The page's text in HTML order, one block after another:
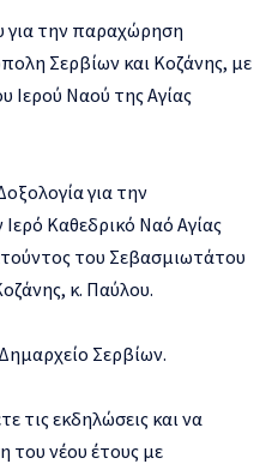
για την παραχώρηση
Σερβίων και Κοζάνης, με
Ιερού Ναού της Αγίας
για την
Καθεδρικό Ναό Αγίας
του Σεβασμιωτάτου
κ. Παύλου.
Σερβίων.
τις εκδηλώσεις και να
του νέου έτους με